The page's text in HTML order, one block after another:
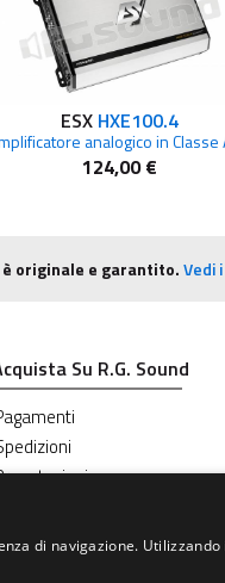
ESX HXE100.4
analogico in Classe
124,00 €
originale e garantito.Vedi
Su R.G. Sound
di navigazione.